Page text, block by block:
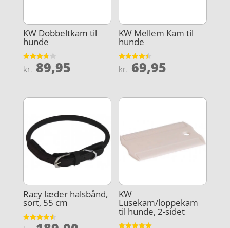
KW Dobbeltkam til
hunde
Vurderet
3.8
kr. 89,95
KW Mellem Kam til
hunde
Vurderet
4.5
kr. 69,95
Racy læder halsbånd,
sort, 55 cm
Vurderet
KW
Lusekam/loppekam
til hunde, 2-sidet